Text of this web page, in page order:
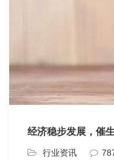
经济稳步发展，催
行业资讯